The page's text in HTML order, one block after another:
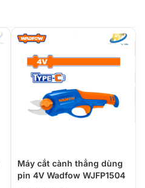
Máy cắt cành thẳng dùng
pin 4V Wadfow WJFP1504